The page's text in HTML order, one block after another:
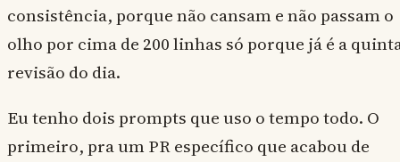
consistência, porque não cansam e não passam o
olho por cima de 200 linhas só porque já é a
revisão do dia.
Eu tenho dois prompts que uso o tempo todo. O
primeiro, pra um PR específico que acabou de